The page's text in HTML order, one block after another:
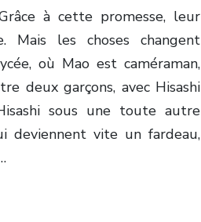
à cette promesse, leur
Mais les choses changent
où Mao est caméraman,
deux garçons, avec Hisashi
sous une toute autre
deviennent vite un fardeau,